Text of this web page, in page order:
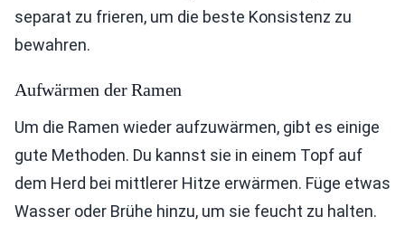
separat zu frieren, um die beste Konsistenz zu
bewahren.
Aufwärmen der Ramen
Um die Ramen wieder aufzuwärmen, gibt es einige
gute Methoden. Du kannst sie in einem Topf auf
dem Herd bei mittlerer Hitze erwärmen. Füge etwas
Wasser oder Brühe hinzu, um sie feucht zu halten.